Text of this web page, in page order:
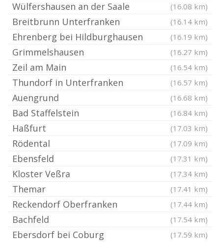
Wülfershausen an der Saale (16.08 km)
Breitbrunn Unterfranken (16.14 km)
Ehrenberg bei Hildburghausen (16.19 km)
Grimmelshausen (16.27 km)
Zeil am Main (16.54 km)
Thundorf in Unterfranken (16.57 km)
Auengrund (16.68 km)
Bad Staffelstein (16.84 km)
Haßfurt (17.03 km)
Rödental (17.09 km)
Ebensfeld (17.31 km)
Kloster Veßra (17.34 km)
Themar (17.41 km)
Reckendorf Oberfranken (17.44 km)
Bachfeld (17.54 km)
Ebersdorf bei Coburg (17.59 km)